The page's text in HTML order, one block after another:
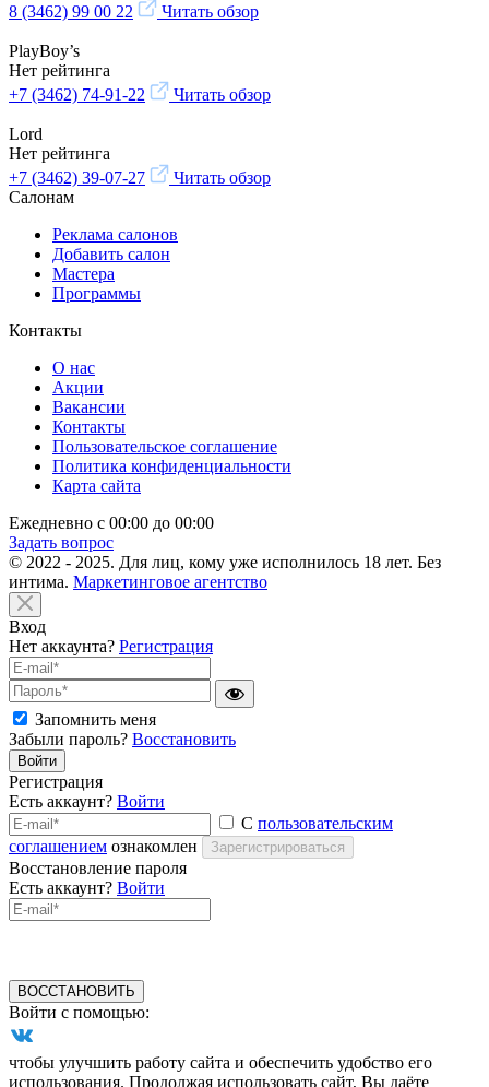
8 (3462) 99 00 22
Читать обзор
PlayBoy’s
Нет рейтинга
+7 (3462) 74-91-22
Читать обзор
Lord
Нет рейтинга
+7 (3462) 39-07-27
Читать обзор
Салонам
Реклама салонов
Добавить салон
Мастера
Программы
Контакты
О нас
Акции
Вакансии
Контакты
Пользовательское соглашение
Политика конфиденциальности
Карта сайта
Ежедневно с 00:00 до 00:00
Задать вопрос
© 2022 - 2025. Для лиц, кому уже исполнилось 18 лет. Без
интима. Маркетинговое агентство
Вход
Нет аккаунта? Регистрация
Запомнить меня
Забыли пароль? Восстановить
Войти
Регистрация
Есть аккаунт? Войти
С пользовательским
соглашением ознакомлен Зарегистрироваться
Восстановление пароля
Есть аккаунт? Войти
ВОССТАНОВИТЬ
Войти с помощью:
чтобы улучшить работу сайта и обеспечить удобство его
использования. Продолжая использовать сайт, Вы даёте